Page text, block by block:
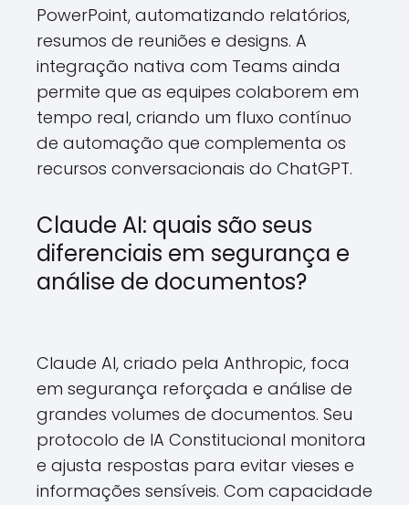
PowerPoint, automatizando relatórios,
resumos de reuniões e designs. A
integração nativa com Teams ainda
permite que as equipes colaborem em
tempo real, criando um fluxo contínuo
de automação que complementa os
recursos conversacionais do ChatGPT.
Claude AI: quais são seus
diferenciais em segurança e
análise de documentos?
Claude AI, criado pela Anthropic, foca
em segurança reforçada e análise de
grandes volumes de documentos. Seu
protocolo de IA Constitucional monitora
e ajusta respostas para evitar vieses e
informações sensíveis. Com capacidade